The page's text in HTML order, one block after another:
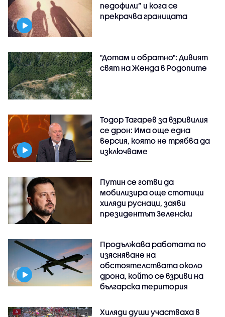
педофили” и кога се
прекрачва границата
"Дотам и обратно": Дивият
свят на Женда в Родопите
Тодор Тагарев за взривилия
се дрон: Има още една
версия, която не трябва да
изключваме
Путин се готви да
мобилизира още стотици
хиляди руснаци, заяви
президентът Зеленски
Продължава работата по
изясняване на
обстоятелствата около
дрона, който се взриви на
българска територия
Хиляди души участваха в